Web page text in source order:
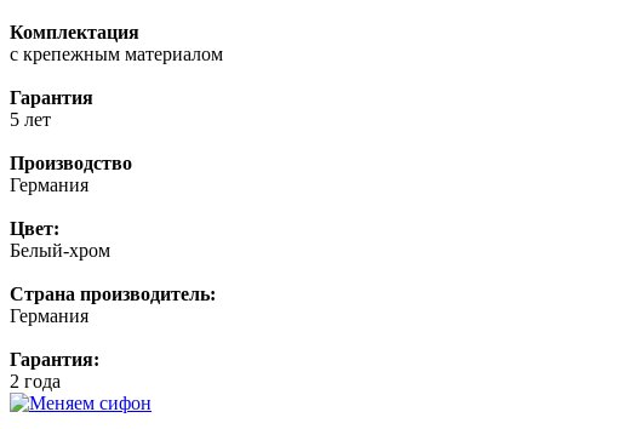
Комплектация
с крепежным материалом
Гарантия
5 лет
Производство
Германия
Цвет:
Белый-хром
Страна производитель:
Германия
Гарантия:
2 года